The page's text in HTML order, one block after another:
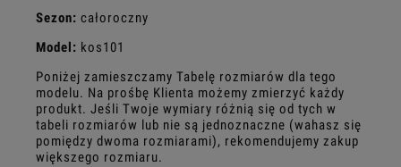
Sezon: całoroczny
Model: kos101
Poniżej zamieszczamy Tabelę rozmiarów dla tego
modelu. Na prośbę Klienta możemy zmierzyć każdy
produkt. Jeśli Twoje wymiary różnią się od tych w
tabeli rozmiarów lub nie są jednoznaczne (wahasz się
pomiędzy dwoma rozmiarami), rekomendujemy zakup
większego rozmiaru.